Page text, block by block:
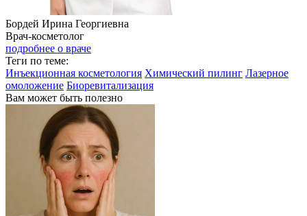
Бордей Ирина Георгиевна
Врач-косметолог
подробнее о враче
Теги по теме:
Инъекционная косметология Химический пилинг Лазерное
омоложение Биоревитализация
Вам может быть полезно